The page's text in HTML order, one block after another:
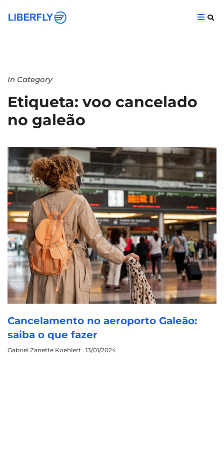
In Category
Etiqueta: voo cancelado
no galeão
Cancelamento no aeroporto Galeão:
saiba o que fazer
Gabriel Zanette Koehlert 13/01/2024